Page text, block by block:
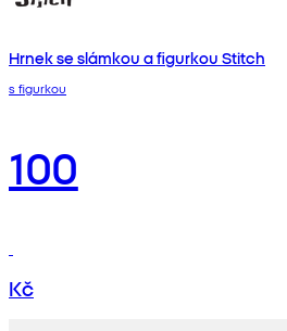
Hrnek se slámkou a figurkou Stitch
s figurkou
100
Kč